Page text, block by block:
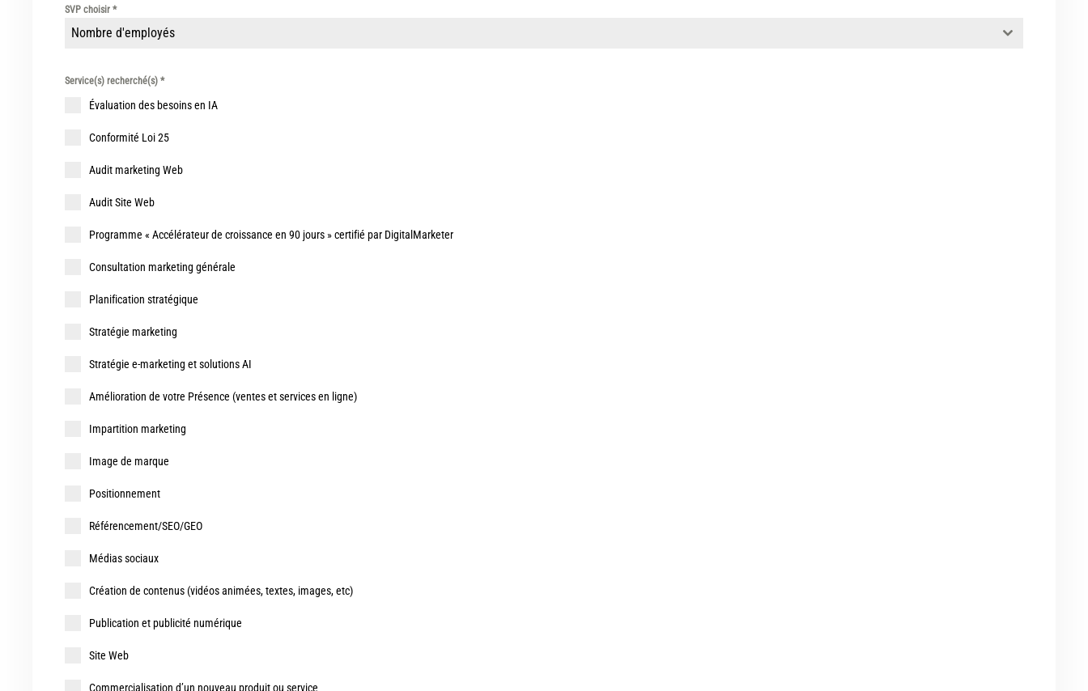
SVP choisir *
Nombre d'employés
Service(s) recherché(s) *
Évaluation des besoins en IA
Conformité Loi 25
Audit marketing Web
Audit Site Web
Programme « Accélérateur de croissance en 90 jours » certifié par DigitalMarketer
Consultation marketing générale
Planification stratégique
Stratégie marketing
Stratégie e-marketing et solutions AI
Amélioration de votre Présence (ventes et services en ligne)
Impartition marketing
Image de marque
Positionnement
Référencement/SEO/GEO
Médias sociaux
Création de contenus (vidéos animées, textes, images, etc)
Publication et publicité numérique
Site Web
Commercialisation d’un nouveau produit ou service